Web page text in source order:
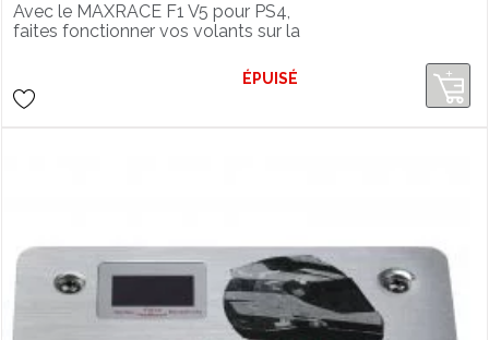
Avec le MAXRACE F1 V5 pour PS4,
faites fonctionner vos volants sur la
ÉPUISÉ